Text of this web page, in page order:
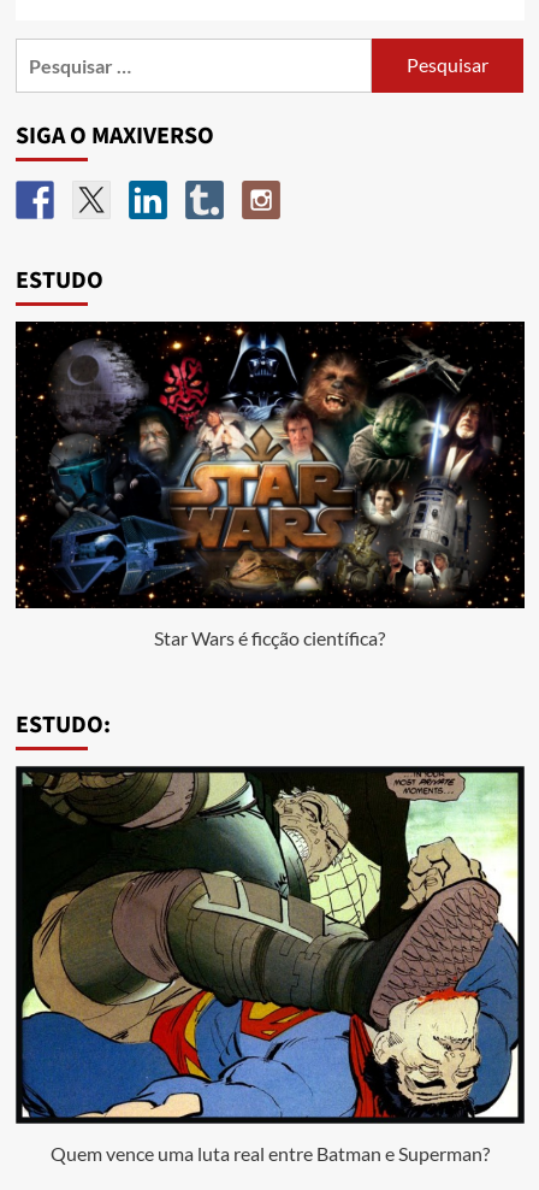
SIGA O MAXIVERSO
ESTUDO
Star Wars é ficção científica?
ESTUDO:
Quem vence uma luta real entre Batman e Superman?